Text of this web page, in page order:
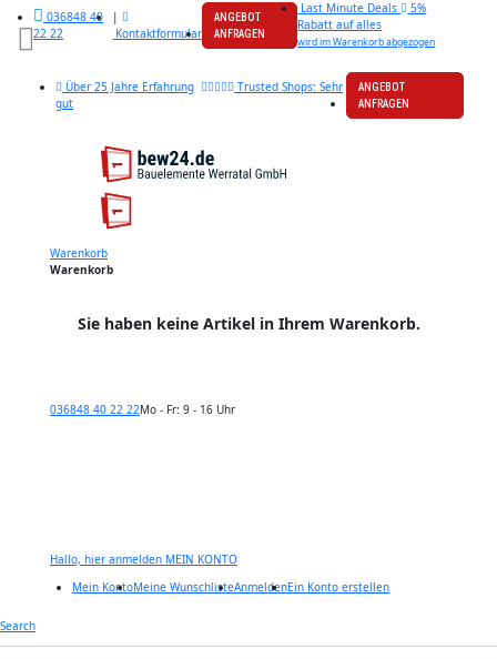
036848 40
22 22
|
Kontaktformular
ANGEBOT
ANFRAGEN
Last Minute Deals
5%
Rabatt auf alles
wird im Warenkorb abgezogen
Über 25 Jahre Erfahrung
Trusted Shops: Sehr
gut
ANGEBOT
ANFRAGEN
Warenkorb
Warenkorb
Sie haben keine Artikel in Ihrem Warenkorb.
036848 40 22 22Mo - Fr: 9 - 16 Uhr
Hallo, hier anmelden MEIN KONTO
Mein KontoMeine WunschlisteAnmeldenEin Konto erstellen
Search